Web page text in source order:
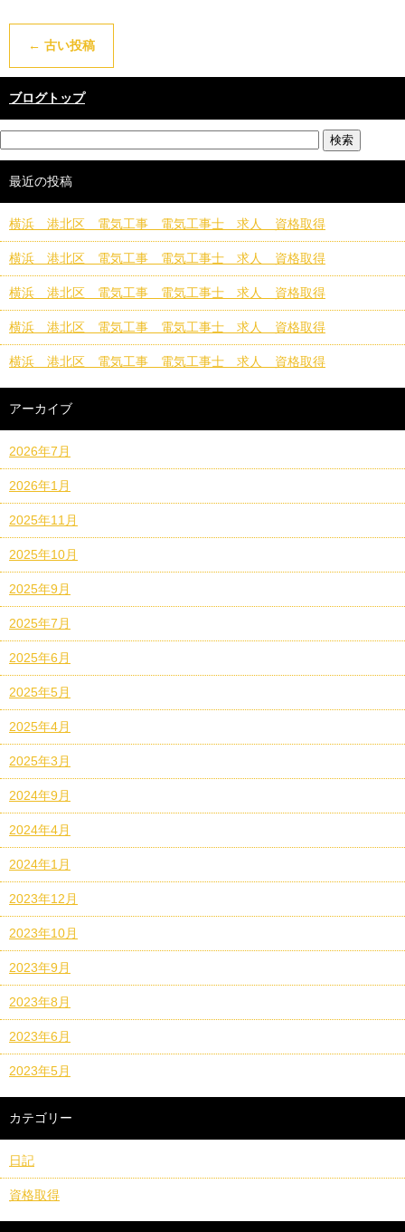
← 古い投稿
ブログトップ
最近の投稿
横浜 港北区 電気工事 電気工事士 求人 資格取得
横浜 港北区 電気工事 電気工事士 求人 資格取得
横浜 港北区 電気工事 電気工事士 求人 資格取得
横浜 港北区 電気工事 電気工事士 求人 資格取得
横浜 港北区 電気工事 電気工事士 求人 資格取得
アーカイブ
2026年7月
2026年1月
2025年11月
2025年10月
2025年9月
2025年7月
2025年6月
2025年5月
2025年4月
2025年3月
2024年9月
2024年4月
2024年1月
2023年12月
2023年10月
2023年9月
2023年8月
2023年6月
2023年5月
カテゴリー
日記
資格取得